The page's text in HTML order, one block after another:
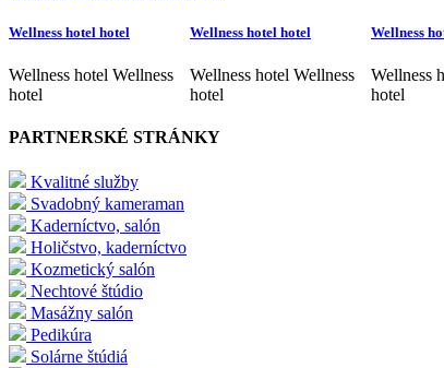
Wellness hotel hotel
Wellness hotel Wellness
hotel
Wellness hotel hotel
Wellness hotel Wellness
hotel
Wellness
Wellness
hotel
PARTNERSKÉ STRÁNKY
Kvalitné služby
Svadobný kameraman
Kaderníctvo, salón
Holičstvo, kaderníctvo
Kozmetický salón
Nechtové štúdio
Masážny salón
Pedikúra
Solárne štúdiá